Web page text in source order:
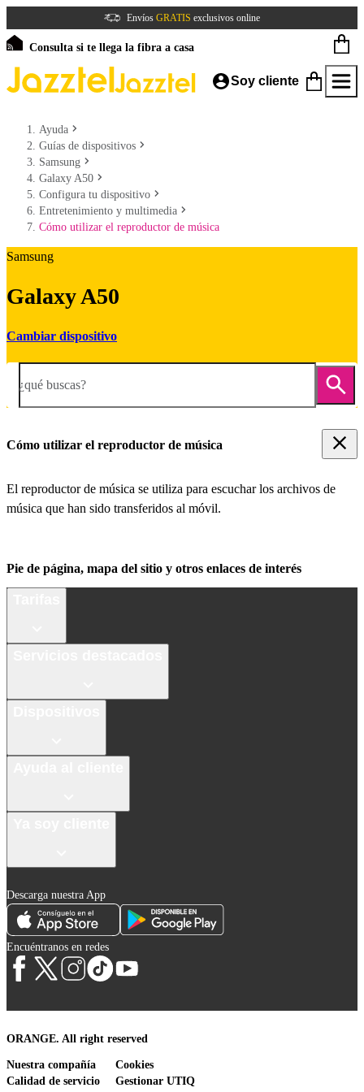
Envíos GRATIS exclusivos online
Consulta si te llega la fibra a casa
Soy cliente
Ayuda
Guías de dispositivos
Samsung
Galaxy A50
Configura tu dispositivo
Entretenimiento y multimedia
Cómo utilizar el reproductor de música
Samsung
Galaxy A50
Cambiar dispositivo
¿qué buscas?
Cómo utilizar el reproductor de música
El reproductor de música se utiliza para escuchar los archivos de
música que han sido transferidos al móvil.
Pie de página, mapa del sitio y otros enlaces de interés
Descarga nuestra App
Encuéntranos en redes
ORANGE. All right reserved
Nuestra compañía
Calidad de servicio
Cookies
Gestionar UTIQ